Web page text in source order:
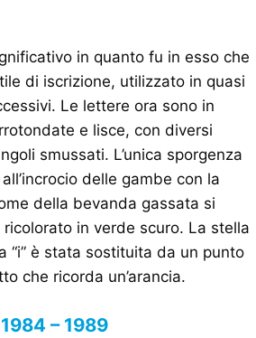
in quanto fu in esso che
di iscrizione, utilizzato in quasi
Le lettere ora sono in
e lisce, con diversi
smussati. L’unica sporgenza
delle gambe con la
della bevanda gassata si
in verde scuro. La stella
“i” è stata sostituita da un punto
che ricorda un’arancia.
1984 – 1989